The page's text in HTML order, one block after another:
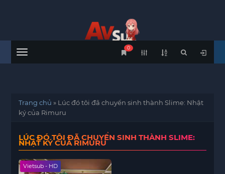
Menu
0
Trang chủ » Lúc đó tôi đã chuyển sinh thành Slime: Nhật
ký của Rimuru
LÚC ĐÓ TÔI ĐÃ CHUYỂN SINH THÀNH SLIME:
NHẬT KÝ CỦA RIMURU
Vietsub - HD